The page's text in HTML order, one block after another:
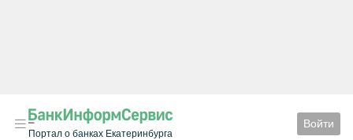
Портал о банках Екатеринбурга
Войти